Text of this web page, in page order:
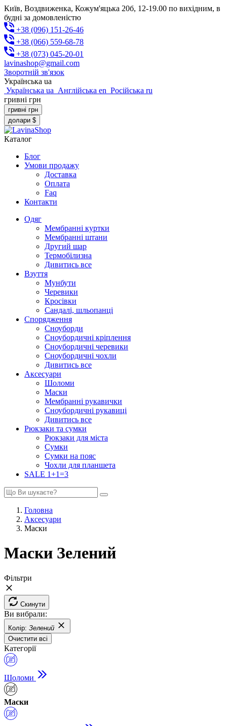
Київ, Воздвиженка, Кожум'яцька 20б, 12-19.00 по вихідним, в
будні за домовленістю
+38 (096) 151-26-46
+38 (066) 559-68-78
+38 (073) 045-20-01
lavinashop@gmail.com
Зворотній зв'язок
Українська ua
Українська ua Англійська en Російська ru
гривні грн
гривні грн
долари $
Каталог
Блог
Умови продажу
Доставка
Оплата
Faq
Контакти
Одяг
Мембранні куртки
Мембранні штани
Другий шар
Термобілизна
Дивитись все
Взуття
Мунбути
Черевики
Кросівки
Сандалі, шльопанці
Спорядження
Сноуборди
Сноубордичні кріплення
Сноубордичні черевики
Сноубордичні чохли
Дивитись все
Аксесуари
Шоломи
Маски
Мембранні рукавички
Сноубордичні рукавиці
Дивитись все
Рюкзаки та сумки
Рюкзаки для міста
Сумки
Сумки на пояс
Чохли для планшета
SALE 1+1=3
Головна
Аксесуари
Маски
Маски Зелений
Фільтри
Скинути
Ви вибрали:
Колір: Зелений
Очистити всі
Категорії
Шоломи
Маски